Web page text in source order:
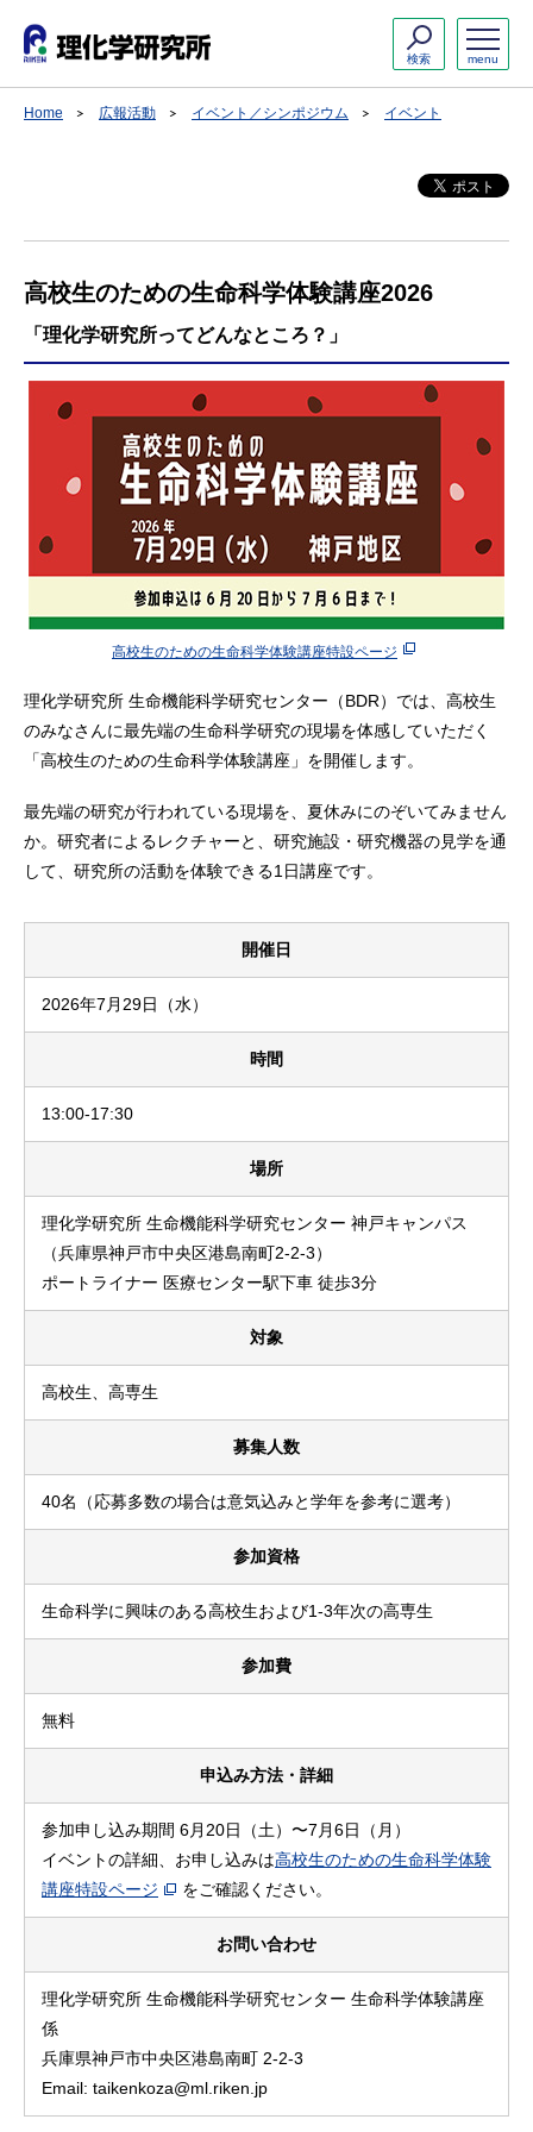
menu
検索
Home 広報活動 イベント／シンポジウム イベント
高校生のための生命科学体験講座2026
「理化学研究所ってどんなところ？」
高校生のための生命科学体験講座特設ページ
理化学研究所 生命機能科学研究センター（BDR）では、高校生
のみなさんに最先端の生命科学研究の現場を体感していただく
「高校生のための生命科学体験講座」を開催します。
最先端の研究が行われている現場を、夏休みにのぞいてみません
か。研究者によるレクチャーと、研究施設・研究機器の見学を通
して、研究所の活動を体験できる1日講座です。
開催日
2026年7月29日（水）
時間
13:00-17:30
場所
理化学研究所 生命機能科学研究センター 神戸キャンパス
（兵庫県神戸市中央区港島南町2-2-3）
ポートライナー 医療センター駅下車 徒歩3分
対象
高校生、高専生
募集人数
40名（応募多数の場合は意気込みと学年を参考に選考）
参加資格
生命科学に興味のある高校生および1-3年次の高専生
参加費
無料
申込み方法・詳細
参加申し込み期間 6月20日（土）〜7月6日（月）
イベントの詳細、お申し込みは高校生のための生命科学体験
講座特設ページ
をご確認ください。
お問い合わせ
理化学研究所 生命機能科学研究センター 生命科学体験講座
係
兵庫県神戸市中央区港島南町 2-2-3
Email: taikenkoza@ml.riken.jp